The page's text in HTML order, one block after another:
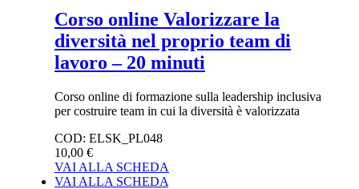
Corso online Valorizzare la
diversità nel proprio team di
lavoro – 20 minuti
Corso online di formazione sulla leadership inclusiva
per costruire team in cui la diversità è valorizzata
COD: ELSK_PL048
10,00 €
VAI ALLA SCHEDA
VAI ALLA SCHEDA